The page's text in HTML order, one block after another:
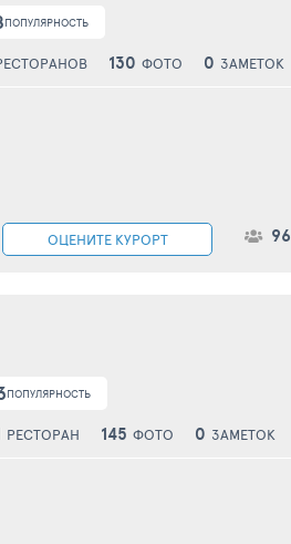
ПОПУЛЯРНОСТЬ
130 ФОТО 0 ЗАМЕТОК
ОЦЕНИТЕ КУРОРТ 96
ПОПУЛЯРНОСТЬ
РЕСТОРАН 145 ФОТО 0 ЗАМЕТОК